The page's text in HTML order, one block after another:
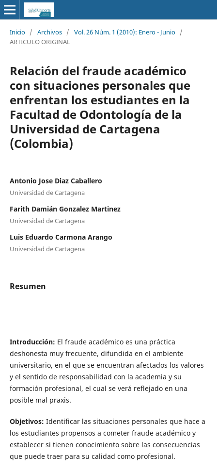
Inicio / Archivos / Vol. 26 Núm. 1 (2010): Enero - Junio /
ARTICULO ORIGINAL
Relación del fraude académico
con situaciones personales que
enfrentan los estudiantes en la
Facultad de Odontología de la
Universidad de Cartagena
(Colombia)
Antonio Jose Diaz Caballero
Universidad de Cartagena
Farith Damián Gonzalez Martinez
Universidad de Cartagena
Luis Eduardo Carmona Arango
Universidad de Cartagena
Resumen
Introducción: El fraude académico es una práctica
deshonesta muy frecuente, difundida en el ambiente
universitario, en el que se encuentran afectados los valores
y el sentido de responsabilidad con la academia y su
formación profesional, el cual se verá reflejado en una
posible mal praxis.
Objetivos: Identificar las situaciones personales que hace a
los estudiantes propensos a cometer fraude académico y
establecer si tienen conocimiento sobre las consecuencias
que puede traer para su calidad como profesional.